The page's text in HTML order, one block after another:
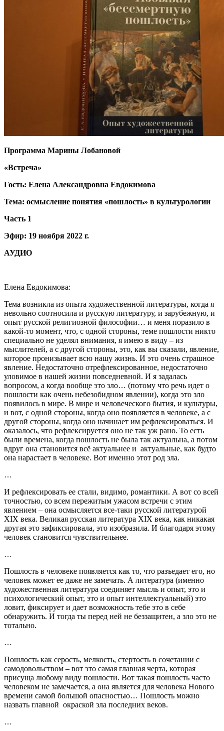
Программа Марины Лобановой
«Встреча»
Гость: Елена Александровна Евдокимова
Тема: осмысление понятия «пошлость» в культурологии
Часть 1
Эфир: 19 ноября 2022 г.
АУДИО
Елена Евдокимова:
Тема возникла из опыта художественной литературы, когда я
невольно соотносила и русскую литературу, и зарубежную, и
опыт русской религиозной философии… и меня поразило в
какой-то момент, что, с одной стороны, теме пошлости никто
специально не уделял внимания, я имею в виду – из
мыслителей, а с другой стороны, это, как вы сказали, явление,
которое пронизывает всю нашу жизнь. И это очень страшное
явление. Недостаточно отрефлексированное, недостаточно
уловимое в нашей жизни повседневной. И я задалась
вопросом, а когда вообще это зло… (потому что речь идет о
пошлости как очень небезобидном явлении), когда это зло
появилось в мире. В мире и человеческого бытия, и культуры,
и вот, с одной стороны, когда оно появляется в человеке, а с
другой стороны, когда оно начинает им рефлексироваться. И
оказалось, что рефлексируется оно не так уж рано. То есть
были времена, когда пошлость не была так актуальна, а потом
вдруг она становится всё актуальнее и актуальные, как будто
она нарастает в человеке. Вот именно этот род зла.
…
И рефлексировать ее стали, видимо, романтики. А вот со всей
точностью, со всем пережитым ужасом встречи с этим
явлением – она осмысляется все-таки русской литературой
XIX века. Великая русская литература XIX века, как никакая
другая это зафиксировала, это изобразила. И благодаря этому
человек становится чувствительнее.
…
Пошлость в человеке появляется как то, что разъедает его, но
человек может ее даже не замечать. А литература (именно
художественная литература соединяет мысль и опыт, это и
психологический опыт, это и опыт интеллектуальный) это
ловит, фиксирует и дает возможность тебе это в себе
обнаружить. И тогда ты перед ней не беззащитен, а зло это не
тотально.
…
Пошлость как серость, мелкость, стертость в сочетании с
самодовольством – вот это самая главная черта, которая
присуща любому виду пошлости. Вот такая пошлость часто
человеком не замечается, а она является для человека Нового
времени самой большой опасностью… Пошлость можно
назвать главной окраской зла последних веков.
…